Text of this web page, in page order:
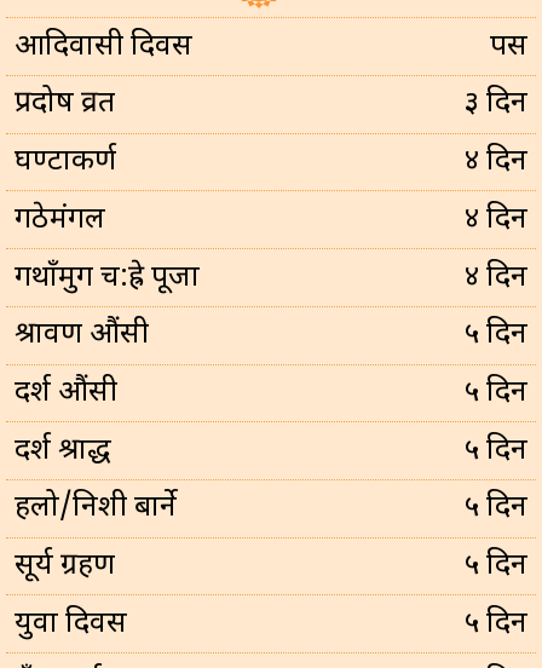
आदिवासी दिवस
पर्सि
प्रदोष व्रत
३ दिन
घण्टाकर्ण
४ दिन
गठेमंगल
४ दिन
गथाँमुग च:ह्रे पूजा
४ दिन
श्रावण औंसी
५ दिन
दर्श औंसी
५ दिन
दर्श श्राद्ध
५ दिन
हलो/निशी बार्ने
५ दिन
सूर्य ग्रहण
५ दिन
युवा दिवस
५ दिन